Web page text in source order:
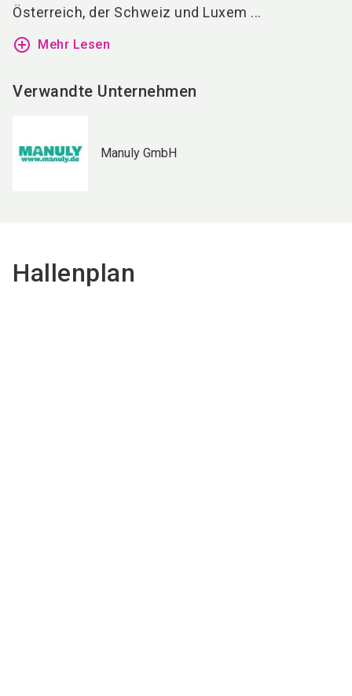
Österreich, der Schweiz und Luxem ...
add_circle_outline Mehr Lesen
Verwandte Unternehmen
Manuly GmbH
Hallenplan